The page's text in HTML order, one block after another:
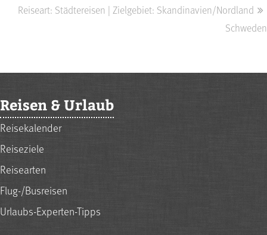
Reiseart: Städtereisen | Zielgebiet: Skandinavien/Nordland
Schweden
Reisen & Urlaub
Reisekalender
Reiseziele
Reisearten
Flug-/Busreisen
Urlaubs-Experten-Tipps